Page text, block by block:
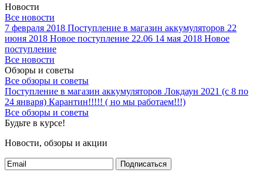
Новости
Все новости
7 февраля 2018 Поступление в магазин аккумуляторов 22
июня 2018 Новое поступление 22.06 14 мая 2018 Новое
поступление
Все новости
Обзоры и советы
Все обзоры и советы
Поступление в магазин аккумуляторов Локдаун 2021 (с 8 по
24 января) Карантин!!!!! ( но мы работаем!!!)
Все обзоры и советы
Будьте в курсе!
Новости, обзоры и акции
Подписаться